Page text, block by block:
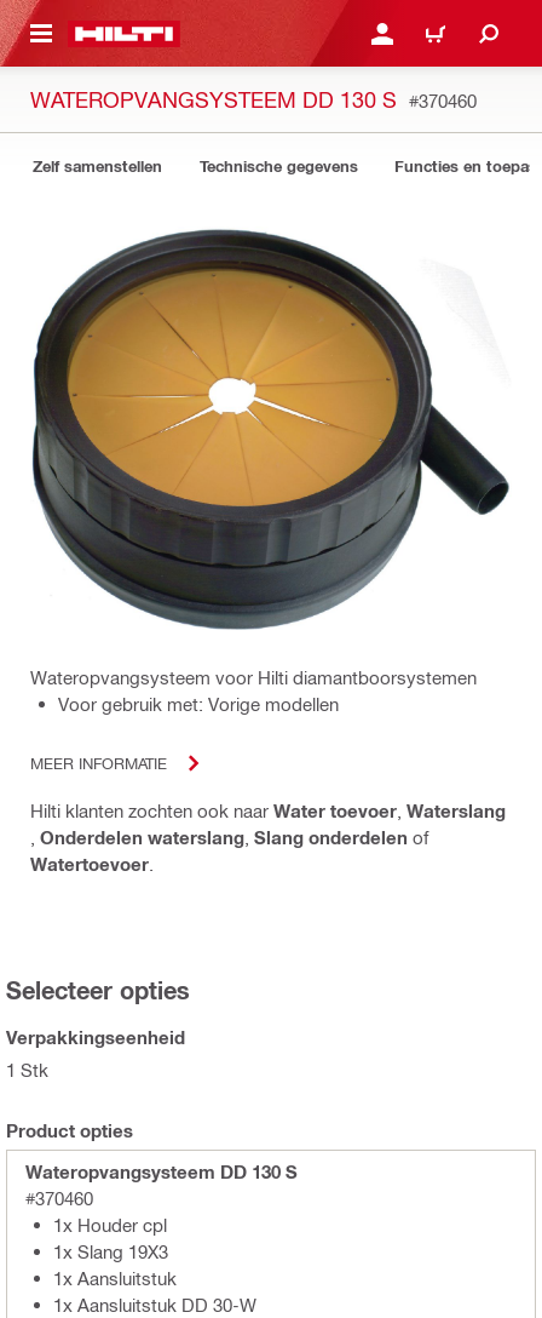
HOOFDINHOUD AANMELDEN OF
WINKELWAGEN
WATEROPVANGSYSTEEM DD 130 S #370460
Zelf samenstellen Technische gegevens Functies en
Wateropvangsysteem voor Hilti diamantboorsystemen
Voor gebruik met: Vorige modellen
MEER INFORMATIE
Hilti klanten zochten ook naar Water toevoer Waterslang
Onderdelen waterslang Slang onderdelen of
Watertoevoer
Selecteer opties
Verpakkingseenheid
1 Stk
Product opties
Wateropvangsysteem DD 130 S
#370460
1x Houder cpl
1x Slang 19X3
1x Aansluitstuk
1x Aansluitstuk DD 30-W